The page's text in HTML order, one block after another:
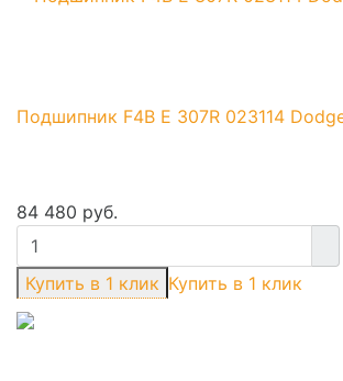
Подшипник F4B E 307R 023114
84 480 руб.
Купить в 1 клик